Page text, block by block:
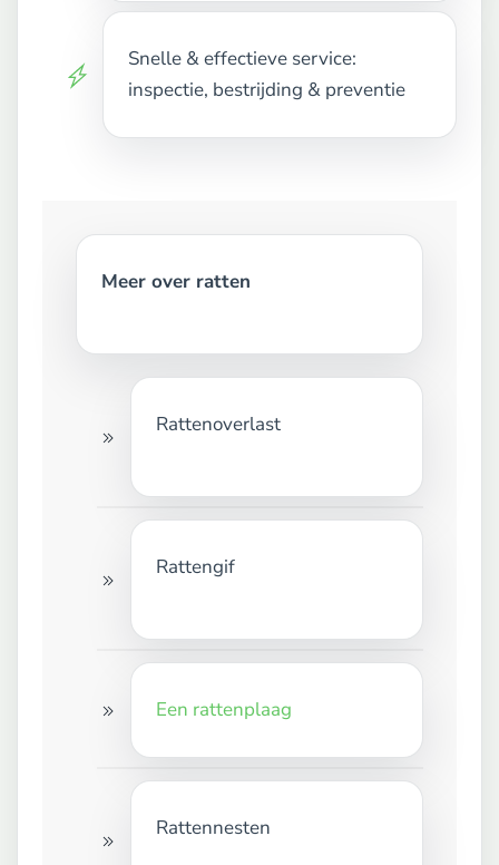
Snelle & effectieve service:
inspectie, bestrijding & preventie
Meer over ratten
Rattenoverlast
Rattengif
Een rattenplaag
Rattennesten